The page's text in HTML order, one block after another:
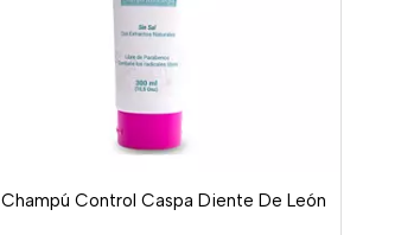
Champú Control Caspa Diente De León